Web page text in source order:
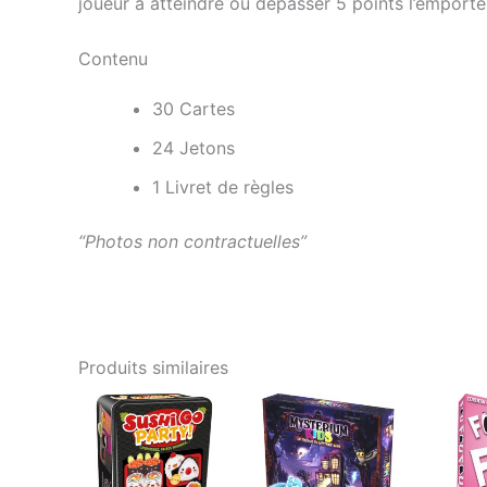
Contenu
30 Cartes
24 Jetons
1 Livret de règles
“Photos non contractuelles”
Produits similaires